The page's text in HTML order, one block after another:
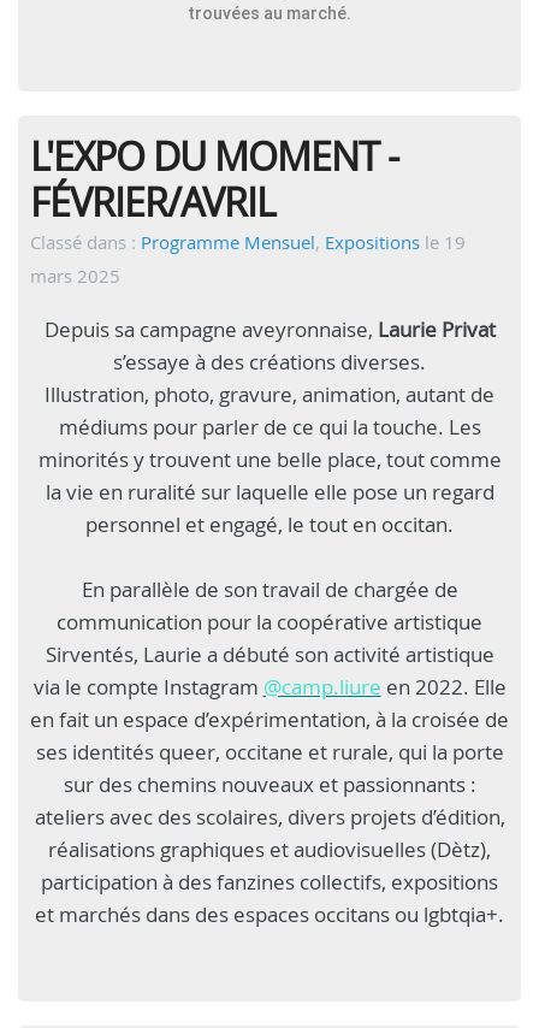
trouvées au marché.
L'EXPO DU MOMENT -
FÉVRIER/AVRIL
Classé dans : Programme Mensuel, Expositions le 19
mars 2025
Depuis sa campagne aveyronnaise, Laurie Privat
s’essaye à des créations diverses.
Illustration, photo, gravure, animation, autant de
médiums pour parler de ce qui la touche. Les
minorités y trouvent une belle place, tout comme
la vie en ruralité sur laquelle elle pose un regard
personnel et engagé, le tout en occitan.
En parallèle de son travail de chargée de
communication pour la coopérative artistique
Sirventés, Laurie a débuté son activité artistique
via le compte Instagram @camp.liure en 2022. Elle
en fait un espace d’expérimentation, à la croisée de
ses identités queer, occitane et rurale, qui la porte
sur des chemins nouveaux et passionnants :
ateliers avec des scolaires, divers projets d’édition,
réalisations graphiques et audiovisuelles (Dètz),
participation à des fanzines collectifs, expositions
et marchés dans des espaces occitans ou lgbtqia+.